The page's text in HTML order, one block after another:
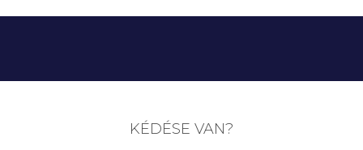
KÉDÉSE VAN?